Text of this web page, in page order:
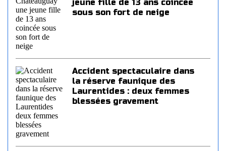
jeune fille de 13 ans coincée
sous son fort de neige
Accident spectaculaire dans
la réserve faunique des
Laurentides : deux femmes
blessées gravement